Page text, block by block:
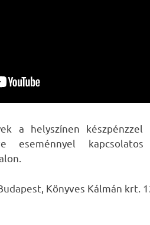
a helyszínen
eseménnyel
Könyves Kálmán krt.